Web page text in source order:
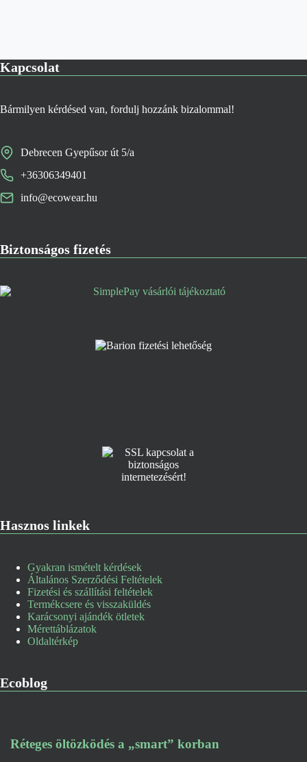
Kapcsolat
Bármilyen kérdésed van, fordulj hozzánk bizalommal!
Debrecen Gyepűsor út 5/a
+36306349401
info@ecowear.hu
Biztonságos fizetés
Hasznos linkek
Gyakran ismételt kérdések
Általános Szerződési Feltételek
Fizetési és szállítási feltételek
Termékcsere és visszaküldés
Karácsonyi ajándék ötletek
Mérettáblázatok
Oldaltérkép
Ecoblog
Réteges öltözködés a „smart” korban